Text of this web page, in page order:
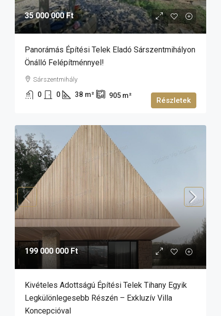
35 000 000 Ft
Panorámás Építési Telek Eladó Sárszentmihályon
Önálló Felépítménnyel!
Sárszentmihály
0 0 38 m² 905 m²
Részletek
199 000 000 Ft
Kivételes Adottságú Építési Telek Tihany Egyik
Legkülönlegesebb Részén – Exkluzív Villa
Koncepcióval